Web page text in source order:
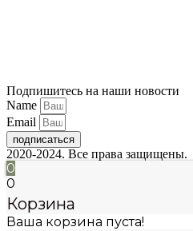
Подпишитесь на наши новости
Name
Email
подписаться
2020-2024. Все права защищены.
0
0
Корзина
Ваша корзина пуста!